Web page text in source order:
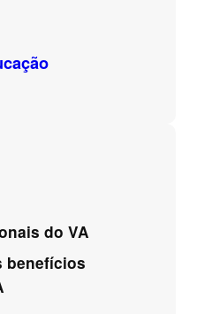
do VA
benefícios